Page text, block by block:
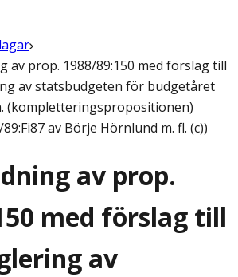
av prop. 1988/89:150 med förslag till
av statsbudgeten för budgetåret
(kompletteringspropositionen)
av Börje Hörnlund m. fl. (c))
av prop.
med förslag till
av